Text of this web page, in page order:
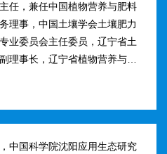
任，兼任中国植物营养与肥料
理事，中国土壤学会土壤肥力
业委员会主任委员，辽宁省土
理事长，辽宁省植物营养与肥
五&rdqu...
中国科学院沈阳应用生态研究